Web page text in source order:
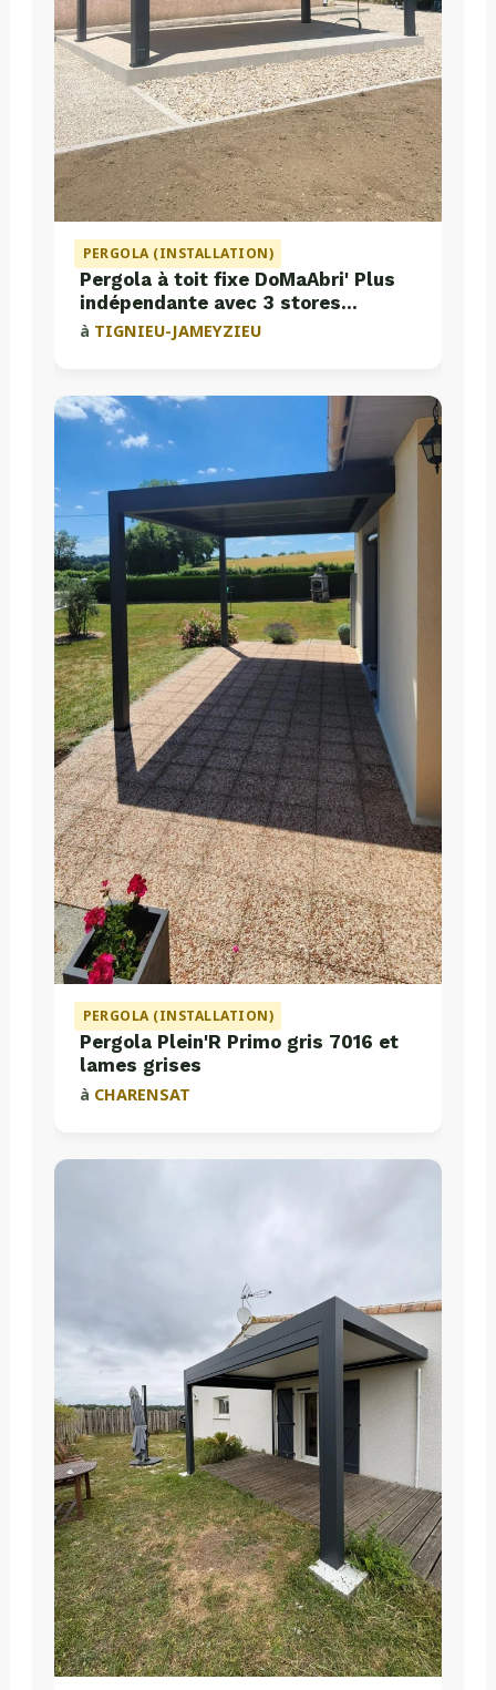
PERGOLA (INSTALLATION)
Pergola à toit fixe DoMaAbri' Plus
indépendante avec 3 stores
intégrés
à TIGNIEU-JAMEYZIEU
PERGOLA (INSTALLATION)
Pergola Plein'R Primo gris 7016 et
lames grises
à CHARENSAT